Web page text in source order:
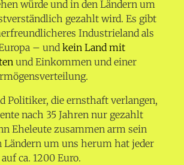
würde und in den Ländern um
gezahlt wird. Es gibt
Industrieland als
– und kein Land mit
und Einkommen und einer
Politiker, die ernsthaft verlangen,
nach 35 Jahren nur gezahlt
Eheleute zusammen arm sein
Ländern um uns herum hat jeder
ca. 1200 Euro.